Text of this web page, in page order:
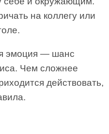
на коллегу или
эмоция — шанс
Чем сложнее
действовать,